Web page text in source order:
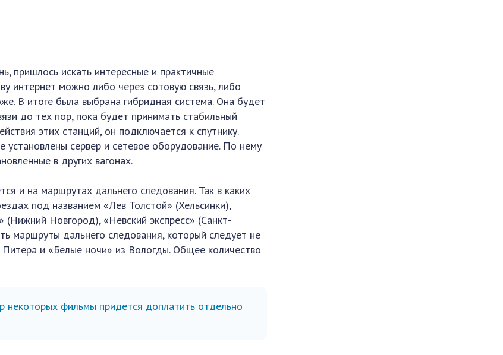
пришлось искать интересные и практичные
интернет можно либо через сотовую связь, либо
В итоге была выбрана гибридная система. Она будет
до тех пор, пока будет принимать стабильный
этих станций, он подключается к спутнику.
установлены сервер и сетевое оборудование. По нему
в других вагонах.
и на маршрутах дальнего следования. Так в каких
под названием «Лев Толстой» (Хельсинки),
Новгород), «Невский экспресс» (Санкт-
маршруты дальнего следования, который следует не
и «Белые ночи» из Вологды. Общее количество
некоторых фильмы придется доплатить отдельно